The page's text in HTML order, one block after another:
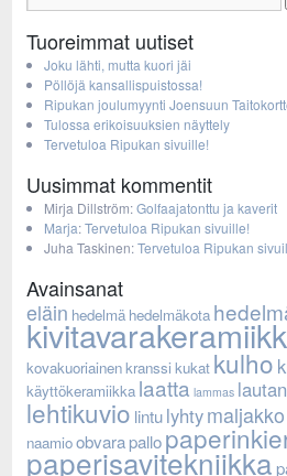
Tuoreimmat uutiset
Joku lähti, mutta kuori jäi
Pöllöjä kansallispuistossa!
Ripukan joulumyynti Joensuun
Tulossa erikoisuuksien näyttely
Tervetuloa Ripukan sivuille!
Uusimmat kommentit
Mirja Dillström:Golfaajatonttu ja kaverit
Marja:Tervetuloa Ripukan sivuille!
Juha Taskinen:Tervetuloa Ripukan
Avainsanat
eläin hedelmä hedelmäkota
kovakuoriainenkranssi kukat kulho
käyttökeramiikka laatta lammas
lehtikuvio lintulyhtymaljakko
naamioobvarapallo
paperisavitekniikka